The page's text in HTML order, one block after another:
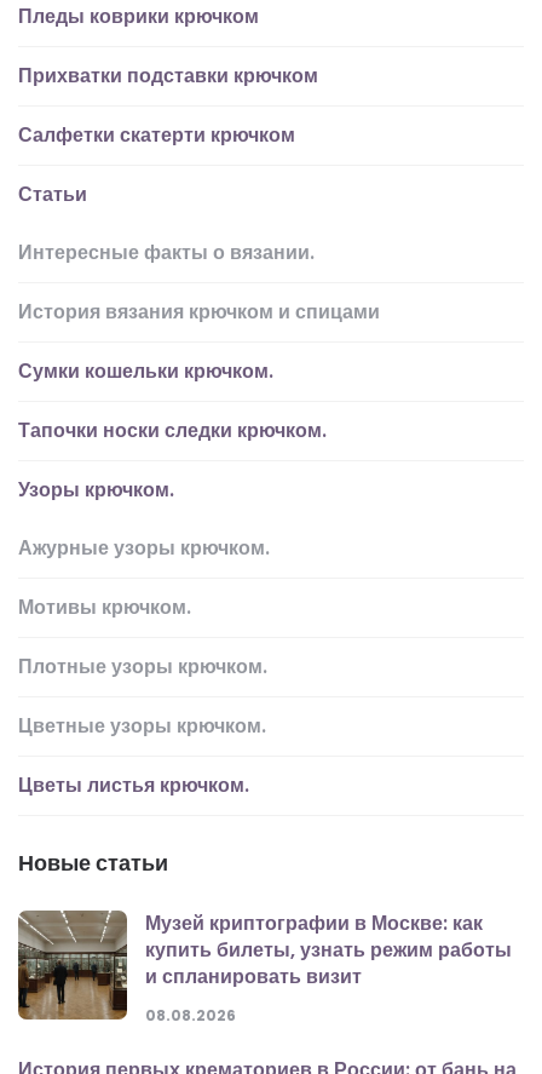
Пледы коврики крючком
Прихватки подставки крючком
Салфетки скатерти крючком
Статьи
Интересные факты о вязании.
История вязания крючком и спицами
Сумки кошельки крючком.
Тапочки носки следки крючком.
Узоры крючком.
Ажурные узоры крючком.
Мотивы крючком.
Плотные узоры крючком.
Цветные узоры крючком.
Цветы листья крючком.
Новые статьи
Музей криптографии в Москве: как
купить билеты, узнать режим работы
и спланировать визит
08.08.2026